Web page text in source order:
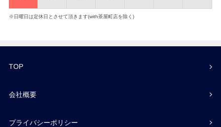
※日曜日は定休日とさせて頂きます(with茶屋町店を除く)
TOP
会社概要
プライバシーポリシー